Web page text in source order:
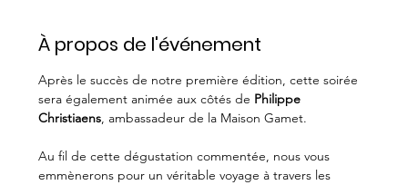
À propos de l'événement
Après le succès de notre première édition, cette soirée
sera également animée aux côtés de Philippe
Christiaens, ambassadeur de la Maison Gamet.
Au fil de cette dégustation commentée, nous vous
emmènerons pour un véritable voyage à travers les